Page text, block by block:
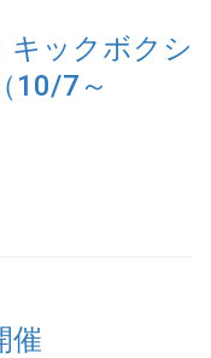
キックボクシ
10/7～
催